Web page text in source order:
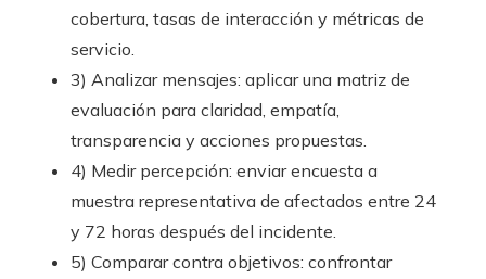
cobertura, tasas de interacción y métricas de
servicio.
3) Analizar mensajes: aplicar una matriz de
evaluación para claridad, empatía,
transparencia y acciones propuestas.
4) Medir percepción: enviar encuesta a
muestra representativa de afectados entre 24
y 72 horas después del incidente.
5) Comparar contra objetivos: confrontar